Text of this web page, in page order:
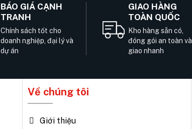
BÁO GIÁ CẠNH
TRANH
Chính sách tốt cho
doanh nghiệp, đại lý và
dự án
GIAO HÀNG
TOÀN QUỐC
Kho hàng sẵn có,
đóng gói an toàn và
giao nhanh
Về chúng tôi
Giới thiệu